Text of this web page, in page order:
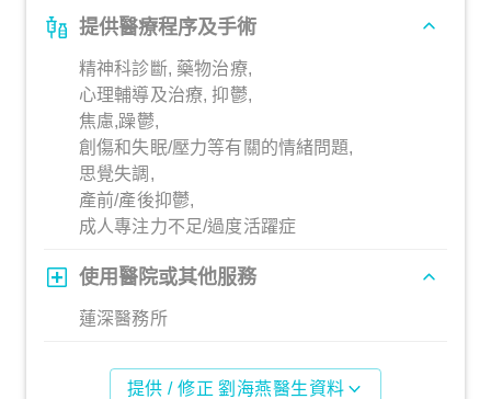
提供醫療程序及手術
精神科診斷, 藥物治療,
心理輔導及治療, 抑鬱,
焦慮,躁鬱,
創傷和失眠/壓力等有關的情緒問題,
思覺失調,
產前/產後抑鬱,
成人專注力不足/過度活躍症
使用醫院或其他服務
蓮深醫務所
提供 / 修正 劉海燕醫生資料